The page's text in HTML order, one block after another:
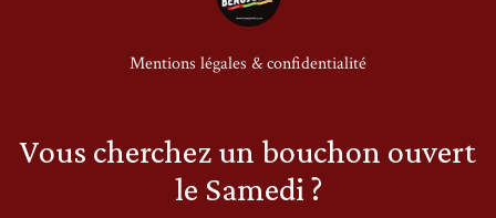
Mentions légales & confidentialité
Vous cherchez un bouchon ouvert
le Samedi ?